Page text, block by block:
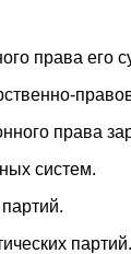
права его
права
систем.
партий.